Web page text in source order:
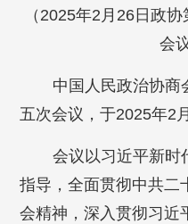
（2025年2月26日政
会
中国人民政治协商
五次会议，于2025年2
会议以习近平新时
指导，全面贯彻中共二
会精神，深入贯彻习近